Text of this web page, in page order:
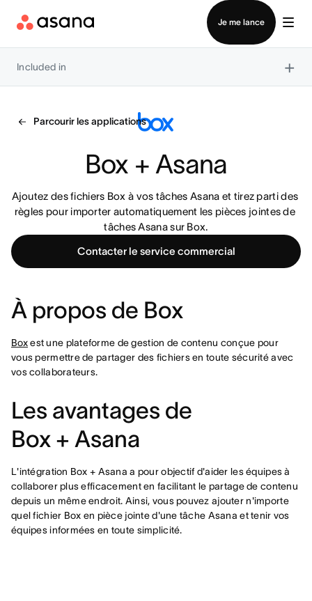
Je me lance
Contacter le service commercial
Included in ×
Parcourir les applications
Box + Asana
Ajoutez des fichiers Box à vos tâches Asana et tirez parti des
règles pour importer automatiquement les pièces jointes de
tâches Asana sur Box.
Contacter le service commercial
À propos de Box
Boxest une plateforme de gestion de contenu conçue pour
vous permettre de partager des fichiers en toute sécurité avec
vos collaborateurs.
Les avantages de
Box + Asana
L'intégration Box + Asana a pour objectif d'aider les équipes à
collaborer plus efficacement en facilitant le partage de contenu
depuis un même endroit. Ainsi, vous pouvez ajouter n'importe
quel fichier Box en pièce jointe d'une tâche Asana et tenir vos
équipes informées en toute simplicité.